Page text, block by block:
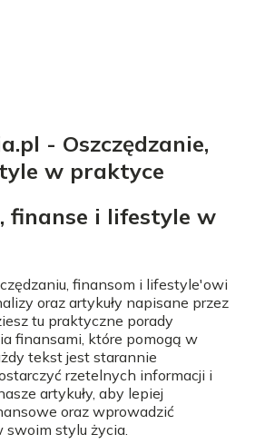
- Oszczędzanie,
w praktyce
finanse i lifestyle w
finansom i lifestyle'owi
oraz artykuły napisane przez
tu praktyczne porady
finansami, które pomogą w
tekst jest starannie
rzetelnych informacji i
artykuły, aby lepiej
oraz wprowadzić
stylu życia.